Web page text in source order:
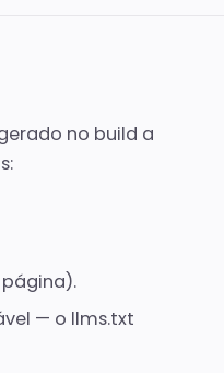
no build a
— o llms.txt